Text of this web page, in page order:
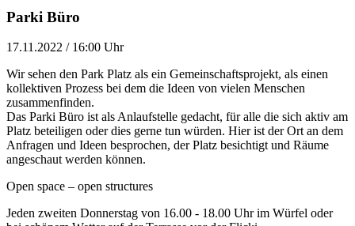
Parki Büro
17.11.2022 / 16:00 Uhr
Wir sehen den Park Platz als ein Gemeinschaftsprojekt, als einen
kollektiven Prozess bei dem die Ideen von vielen Menschen
zusammenfinden.
Das Parki Büro ist als Anlaufstelle gedacht, für alle die sich aktiv am
Platz beteiligen oder dies gerne tun würden. Hier ist der Ort an dem
Anfragen und Ideen besprochen, der Platz besichtigt und Räume
angeschaut werden können.
Open space – open structures
Jeden zweiten Donnerstag von 16.00 - 18.00 Uhr im Würfel oder